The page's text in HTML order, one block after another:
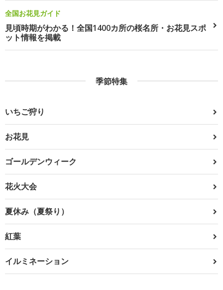
全国お花見ガイド
見頃時期がわかる！全国1400カ所の桜名所・お花見スポ
ット情報を掲載
季節特集
いちご狩り
お花見
ゴールデンウィーク
花火大会
夏休み（夏祭り）
紅葉
イルミネーション